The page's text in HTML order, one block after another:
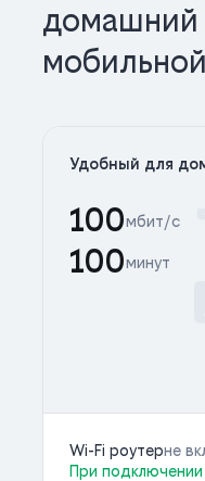
домашний
Удобный для
100мбит/с
100минут
Wi-Fi роутерне
При